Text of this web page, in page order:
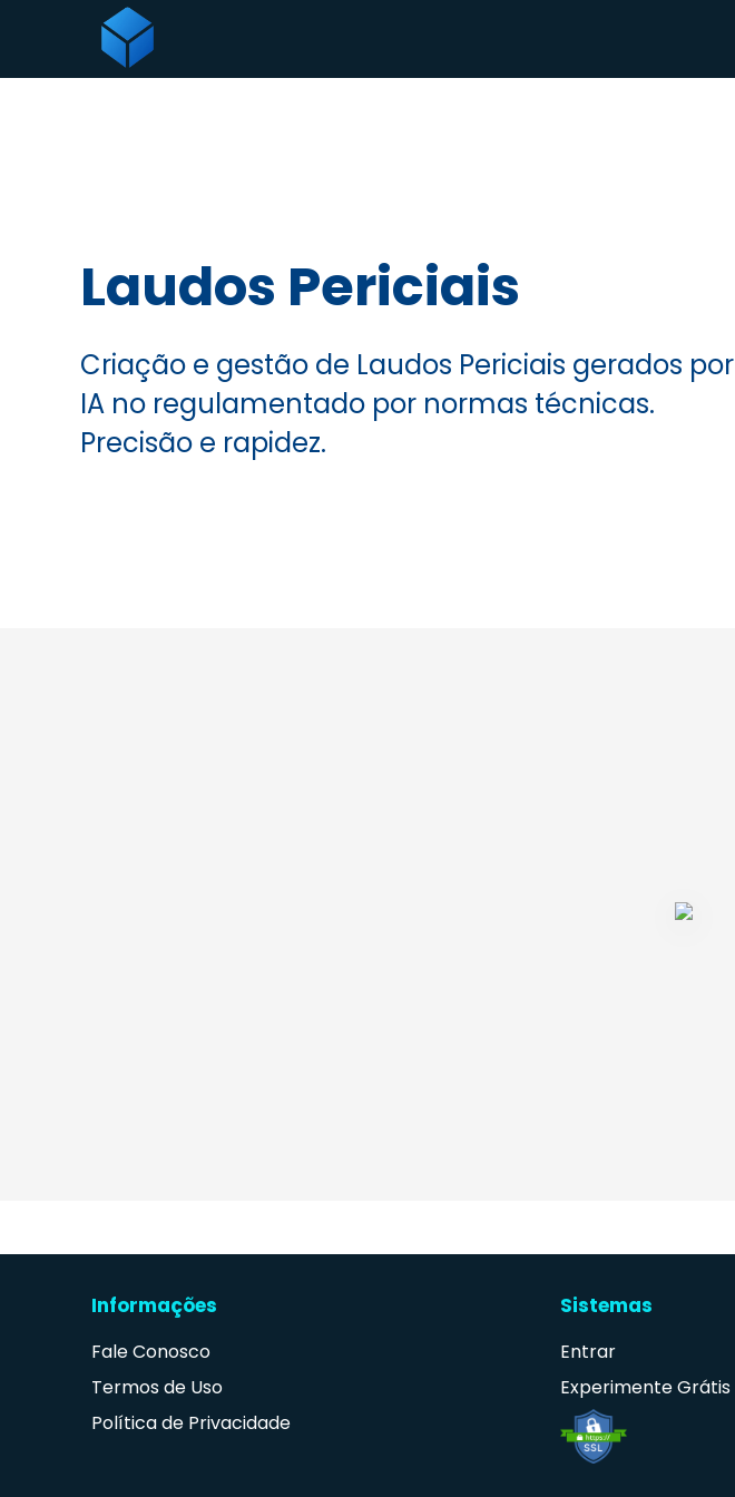
Laudos Periciais
Criação e gestão de Laudos Periciais gerados por
IA no regulamentado por normas técnicas.
Precisão e rapidez.
Informações
Fale Conosco
Termos de Uso
Política de Privacidade
Sistemas
Entrar
Experimente Grátis